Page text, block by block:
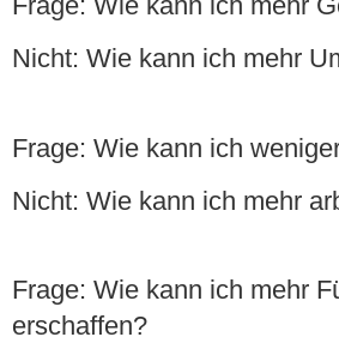
Nicht: Wie kann ich mehr
Frage: Wie kann ich
Nicht: Wie kann ich mehr
Frage: Wie kann ich mehr
erschaffen?